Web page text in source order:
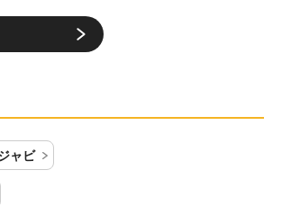
ャビ